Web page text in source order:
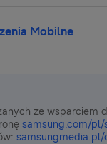
Mobilne
ze wsparciem
samsung.com/pl/
samsungmedia.pl/